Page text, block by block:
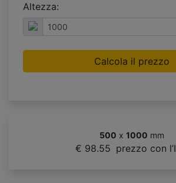
Altezza:
Calcola il prezzo
500 x 1000 mm
€ 98.55 prezzo con